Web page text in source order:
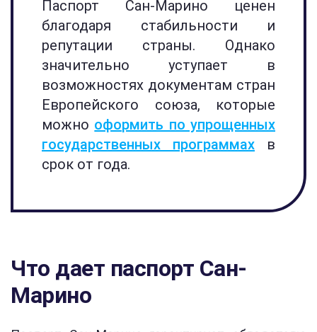
Паспорт Сан-Марино ценен
благодаря стабильности и
репутации страны. Однако
значительно уступает в
возможностях документам стран
Европейского союза, которые
можно оформить по упрощенных
государственных программах в
срок от года.
Что дает паспорт Сан-
Марино